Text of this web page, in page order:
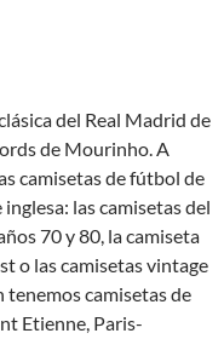
del Real Madrid de
de Mourinho. A
camisetas de fútbol de
las camisetas del
70 y 80, la camiseta
o las camisetas vintage
tenemos camisetas de
Etienne, Paris-